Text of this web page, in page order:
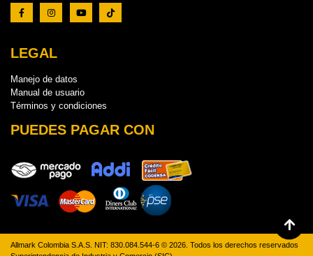
LEGAL
Manejo de datos
Manual de usuario
Términos y condiciones
PUEDES PAGAR CON
Allmark Colombia S.A.S. NIT: 830.084.544-6 © 2026. Todos los derechos reservados